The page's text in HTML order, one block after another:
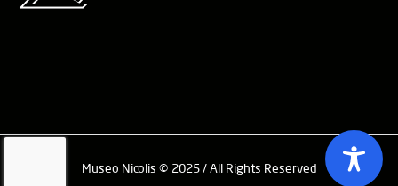
Museo Nicolis © 2025 / All Rights Reserved